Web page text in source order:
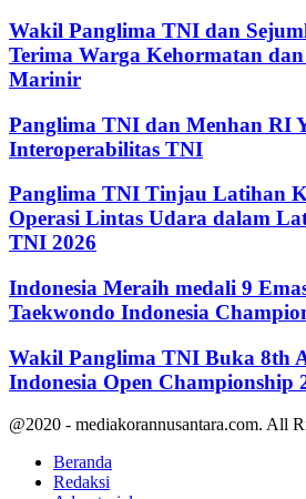
Wakil Panglima TNI dan
Terima Warga Kehormatan
Marinir
Panglima TNI dan Menhan RI
Interoperabilitas TNI
Panglima TNI Tinjau Latihan
Operasi Lintas Udara dalam
TNI 2026
Indonesia Meraih medali 9
Taekwondo Indonesia
Wakil Panglima TNI Buka 8th
Indonesia Open Championship
@2020 - mediakorannusantara.com. All
Beranda
Redaksi